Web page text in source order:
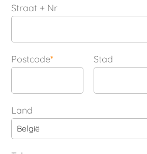
Straat + Nr
Postcode* Stad
Land
België